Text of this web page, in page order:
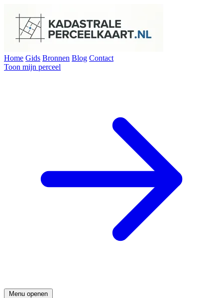
Home Gids Bronnen Blog Contact
Toon mijn perceel
Menu openen